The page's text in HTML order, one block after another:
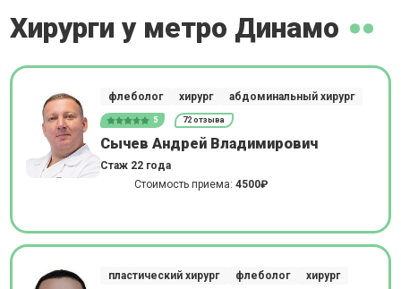
Хирурги у метро Динамо
флеболог хирург абдоминальный хирург
5 72 отзыва
Сычев Андрей Владимирович
Стаж 22 года
Стоимость приема: 4500₽
пластический хирург флеболог хирург